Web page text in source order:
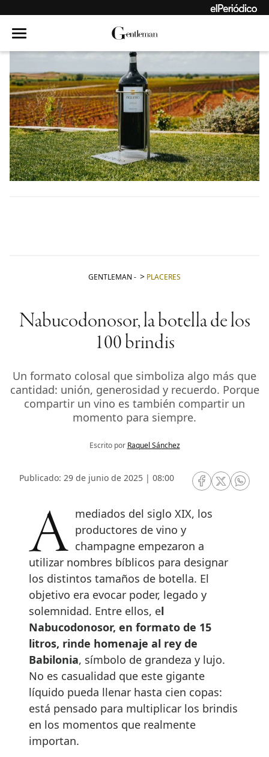
GENTLEMAN - PLACERES
Nabucodonosor, la botella de los
100 brindis
Un formato colosal que simboliza algo más que
cantidad: unión, generosidad y recuerdo. Porque
compartir un vino es también compartir un
momento para siempre.
Escrito por Raquel Sánchez
Publicado: 29 de junio de 2025 | 08:00
RRSS Facebook
RRSSRRSS
A mediados del siglo XIX, los productores de vino y
champagne empezaron a
utilizar nombres bíblicos para designar
los distintos tamaños de botella. El
objetivo era evocar poder, legado y
solemnidad. Entre ellos, el
Nabucodonosor, en formato de 15
litros, rinde homenaje al rey de
Babilonia, símbolo de grandeza y lujo.
No es casualidad que este gigante
líquido pueda llenar hasta cien copas:
está pensado para multiplicar los brindis
en los momentos que realmente
importan.